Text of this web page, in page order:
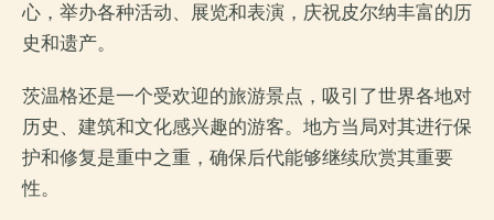
心，举办各种活动、展览和表演，庆祝皮尔纳丰富的历
史和遗产。
茨温格还是一个受欢迎的旅游景点，吸引了世界各地对
历史、建筑和文化感兴趣的游客。地方当局对其进行保
护和修复是重中之重，确保后代能够继续欣赏其重要
性。